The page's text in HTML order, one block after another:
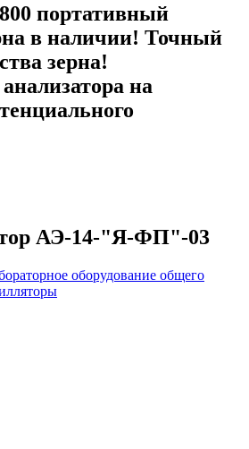
портативный
в наличии! Точный
зерна!
на
АЭ-14-"Я-ФП"-03
оборудование общего